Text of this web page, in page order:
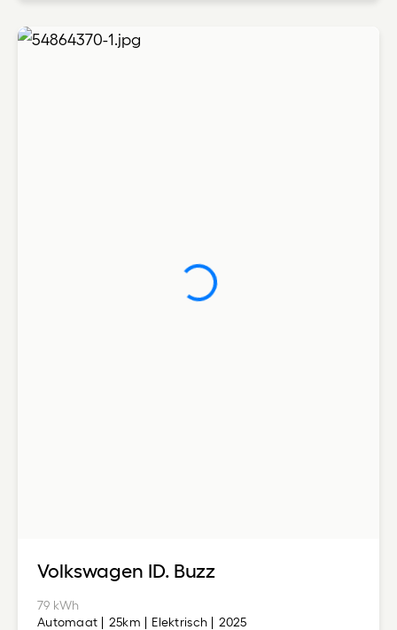
Volkswagen ID. Buzz
79 kWh
Automaat
25km Elektrisch 2025